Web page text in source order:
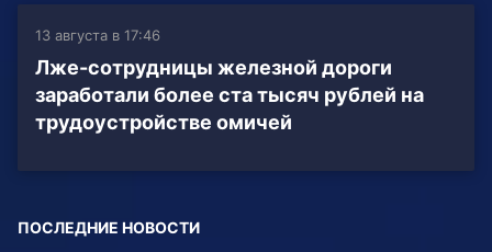
13 августа в 17:46
Лже-сотрудницы железной дороги
заработали более ста тысяч рублей на
трудоустройстве омичей
ПОСЛЕДНИЕ НОВОСТИ